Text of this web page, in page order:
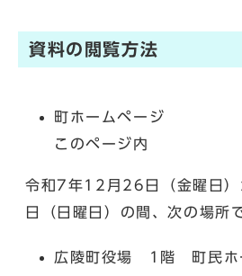
資料の閲覧方法
町ホームページ
このページ内
令和7年12月26日（金曜日
日（日曜日）の間、次の場所
広陵町役場 1階 町民ホ